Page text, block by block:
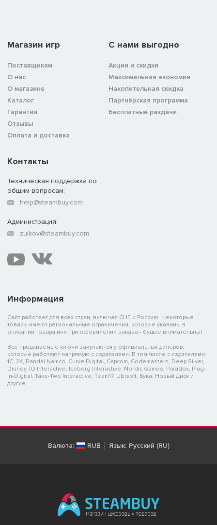
Магазин игр
Поставщикам
О нас
О магазине
Каталог
Гарантии
Отзывы
Оплата и доставка
C нами выгодно
Акции и скидки
Максимальная экономия
Накопительная скидка
Партнёрская программа
Бесплатные раздачи
Информация
Сайт работает для всех стран, включая СНГ и Россию. Некоторые
товары имеют региональные ограничения, которые указаны в
описании товара или при оформлении заказа - будьте внимательны!
Все продаваемые ключи закупаются у официальных дилеров,
которые работают напрямую с издателями. В том числе с издателями:
1C, 2K, Bandai Namco, Curve Digital, Capcom, Codemasters, Deep Silver,
Disney, IO Interactive, Iceberg Interactive, Nordic Games, Paradox, Plug-
in-Digital, Take-Two Interactive, Team17, Ubisoft, Бука, Новый Диск и
другие
Контакты
Техническая поддержка по
общим вопросам:
help@steambuy.com
Администрация:
zuikov@steambuy.com
Валюта: RUB Язык: Русский (RU)